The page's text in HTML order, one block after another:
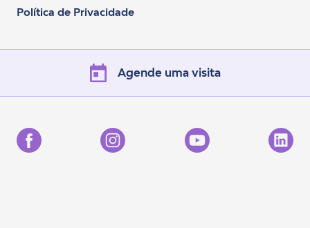
Política de Privacidade
Agende uma visita